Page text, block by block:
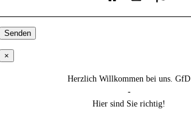
×
Herzlich Willkommen bei uns. GfD
-
Hier sind Sie richtig!